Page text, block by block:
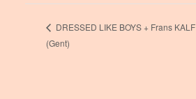
DRESSED LIKE BOYS + Frans KALF
(Gent)